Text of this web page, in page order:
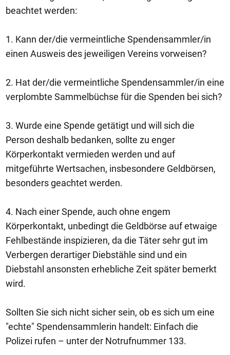
beachtet werden:
1. Kann der/die vermeintliche Spendensammler/in
einen Ausweis des jeweiligen Vereins vorweisen?
2. Hat der/die vermeintliche Spendensammler/in eine
verplombte Sammelbüchse für die Spenden bei sich?
3. Wurde eine Spende getätigt und will sich die
Person deshalb bedanken, sollte zu enger
Körperkontakt vermieden werden und auf
mitgeführte Wertsachen, insbesondere Geldbörsen,
besonders geachtet werden.
4. Nach einer Spende, auch ohne engem
Körperkontakt, unbedingt die Geldbörse auf etwaige
Fehlbestände inspizieren, da die Täter sehr gut im
Verbergen derartiger Diebstähle sind und ein
Diebstahl ansonsten erhebliche Zeit später bemerkt
wird.
Sollten Sie sich nicht sicher sein, ob es sich um eine
"echte" Spendensammlerin handelt: Einfach die
Polizei rufen – unter der Notrufnummer 133.